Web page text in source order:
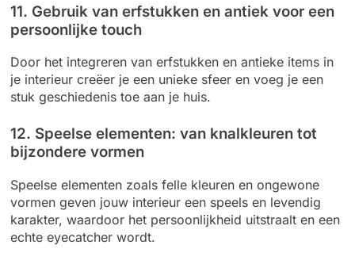
11. Gebruik van erfstukken en antiek voor een
persoonlijke touch
Door het integreren van erfstukken en antieke items in
je interieur creëer je een unieke sfeer en voeg je een
stuk geschiedenis toe aan je huis.
12. Speelse elementen: van knalkleuren tot
bijzondere vormen
Speelse elementen zoals felle kleuren en ongewone
vormen geven jouw interieur een speels en levendig
karakter, waardoor het persoonlijkheid uitstraalt en een
echte eyecatcher wordt.